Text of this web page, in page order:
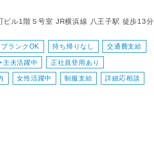
です✨
いお出迎え、お見送り
支援のサポート
ログラムの実施
どの日常生活のサポート
東京都八王子市上野町15番地４上野町ビル1階Ｓ号室 JR横浜線 八王子駅 徒歩13分
ブランクOK 持ち帰りなし 交通費支給
主夫活躍中 正社員登用あり
女性活躍中 制服支給 詳細応相談